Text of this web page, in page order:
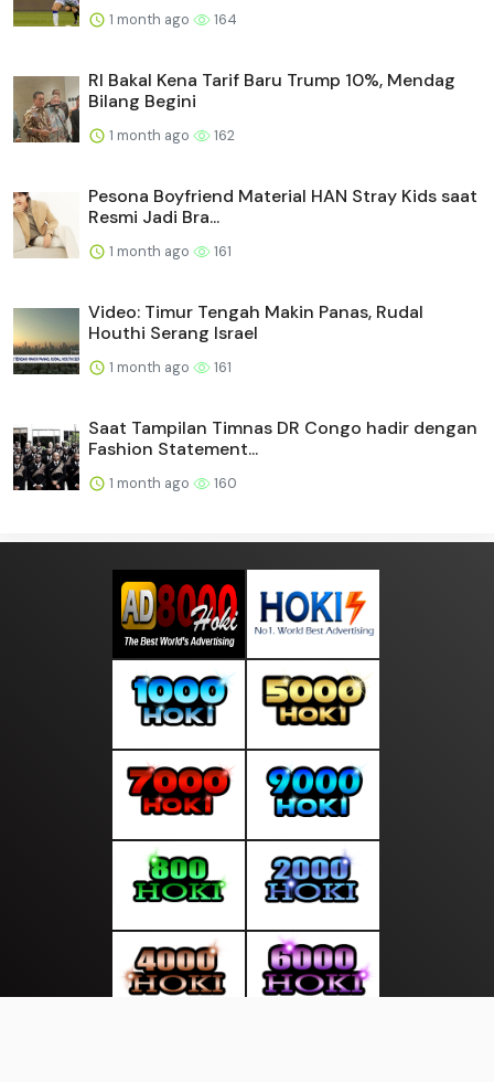
1 month ago 164
RI Bakal Kena Tarif Baru Trump 10%, Mendag
Bilang Begini
1 month ago 162
Pesona Boyfriend Material HAN Stray Kids saat
Resmi Jadi Bra...
1 month ago 161
Video: Timur Tengah Makin Panas, Rudal
Houthi Serang Israel
1 month ago 161
Saat Tampilan Timnas DR Congo hadir dengan
Fashion Statement...
1 month ago 160